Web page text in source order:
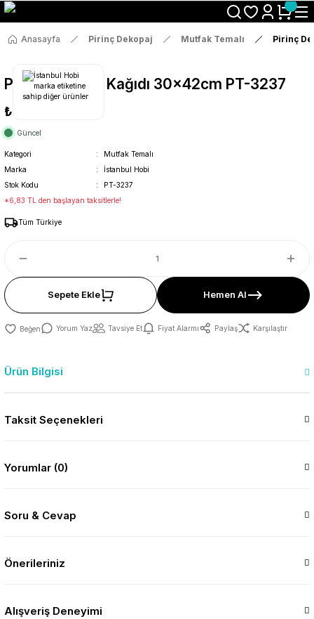
Size Özel "HG10" Koduyla Sepette Hemen %10 İndirimi Kaçırma
Anasayfa Pirinç Dekopaj Mutfak Temalı Pirinç
Pirinç Dekopaj Kağıdı 30x42cm PT-3237
₺36
Güncel
Kategori
Mutfak Temalı
Marka
İstanbul Hobi
Stok Kodu
PT-3237
*6,83 TL den başlayan taksitlerle!
Tüm Türkiye
Sepete Ekle Hemen Al
Yorum Yaz Tavsiye Et Fiyat Alarmı Paylaş Karşılaştır
Ürün Bilgisi
Taksit Seçenekleri
Yorumlar (0)
Soru & Cevap
Önerileriniz
Alışveriş Deneyimi